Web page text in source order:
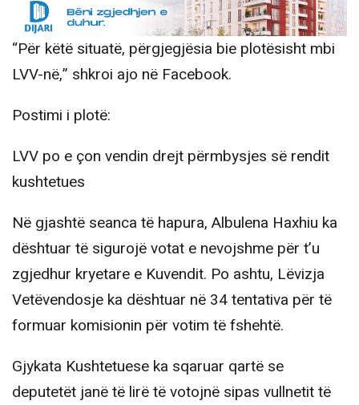
“Për këtë situatë, përgjegjësia bie plotësisht mbi
LVV-në,” shkroi ajo në Facebook.
Postimi i plotë:
LVV po e çon vendin drejt përmbysjes së rendit
kushtetues
Në gjashtë seanca të hapura, Albulena Haxhiu ka
dështuar të sigurojë votat e nevojshme për t’u
zgjedhur kryetare e Kuvendit. Po ashtu, Lëvizja
Vetëvendosje ka dështuar në 34 tentativa për të
formuar komisionin për votim të fshehtë.
Gjykata Kushtetuese ka sqaruar qartë se
deputetët janë të lirë të votojnë sipas vullnetit të